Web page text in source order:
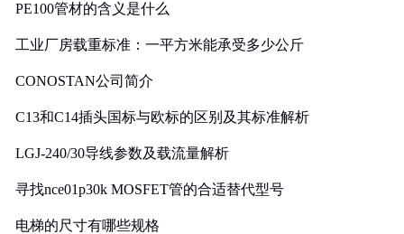
PE100管材的含义是什么
工业厂房载重标准：一平方米能承受多少公斤
CONOSTAN公司简介
C13和C14插头国标与欧标的区别及其标准解析
LGJ-240/30导线参数及载流量解析
寻找nce01p30k MOSFET管的合适替代型号
电梯的尺寸有哪些规格